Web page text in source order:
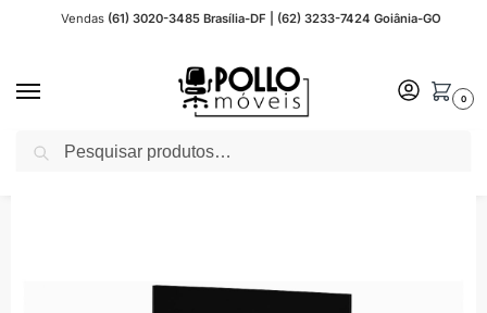
Vendas (61) 3020-3485 Brasília-DF | (62) 3233-7424 Goiânia-GO
0
Início Móveis para Escritório /